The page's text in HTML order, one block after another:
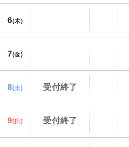
6(木)
7(金)
8(土) 受付終了
9(日) 受付終了